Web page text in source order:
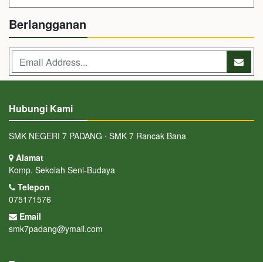
Berlangganan
Hubungi Kami
SMK NEGERI 7 PADANG ⋅ SMK 7 Rancak Bana
Alamat
Komp. Sekolah Seni-Budaya
Telepon
075171576
Email
smk7padang@ymail.com